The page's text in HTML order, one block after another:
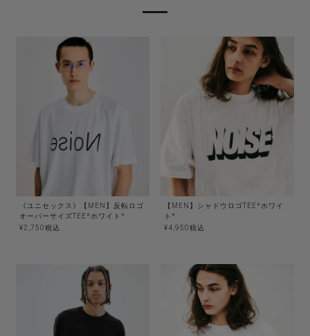
《ユニセックス》【MEN】反転ロゴ
オーバーサイズTEE*ホワイト*
¥2,750税込
【MEN】シャドウロゴTEE*ホワイ
ト*
¥4,950税込